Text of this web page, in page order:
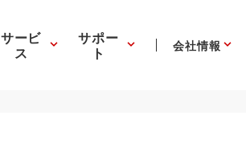
サービ
ス
サポー
ト 会社情報